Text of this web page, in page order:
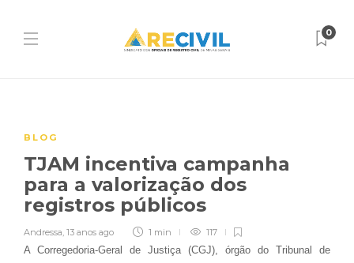
0
BLOG
TJAM incentiva campanha
para a valorização dos
registros públicos
Andressa, 13 anos ago 1 min 117
A Corregedoria-Geral de Justiça (CGJ), órgão do Tribunal de